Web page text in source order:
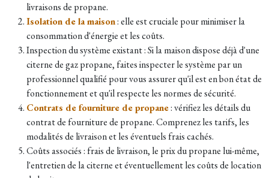
livraisons de propane.
Isolation de la maison: elle est cruciale pour minimiser la
consommation d'énergie et les coûts.
Inspection du système existant : Si la maison dispose déjà d'une
citerne de gaz propane, faites inspecter le système par un
professionnel qualifié pour vous assurer qu'il est en bon état de
fonctionnement et qu'il respecte les normes de sécurité.
Contrats de fourniture de propane: vérifiez les détails du
contrat de fourniture de propane. Comprenez les tarifs, les
modalités de livraison et les éventuels frais cachés.
Coûts associés : frais de livraison, le prix du propane lui-même,
l'entretien de la citerne et éventuellement les coûts de location